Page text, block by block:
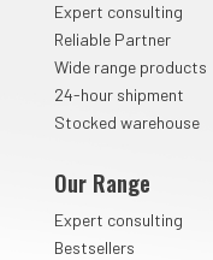
Expert consulting
Reliable Partner
Wide range products
24-hour shipment
Stocked warehouse
Our Range
Expert consulting
Bestsellers